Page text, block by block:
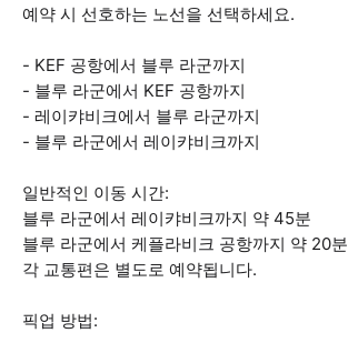
예약 시 선호하는 노선을 선택하세요.
- KEF 공항에서 블루 라군까지
- 블루 라군에서 KEF 공항까지
- 레이캬비크에서 블루 라군까지
- 블루 라군에서 레이캬비크까지
일반적인 이동 시간:
블루 라군에서 레이캬비크까지 약 45분
블루 라군에서 케플라비크 공항까지 약 20분
각 교통편은 별도로 예약됩니다.
픽업 방법: